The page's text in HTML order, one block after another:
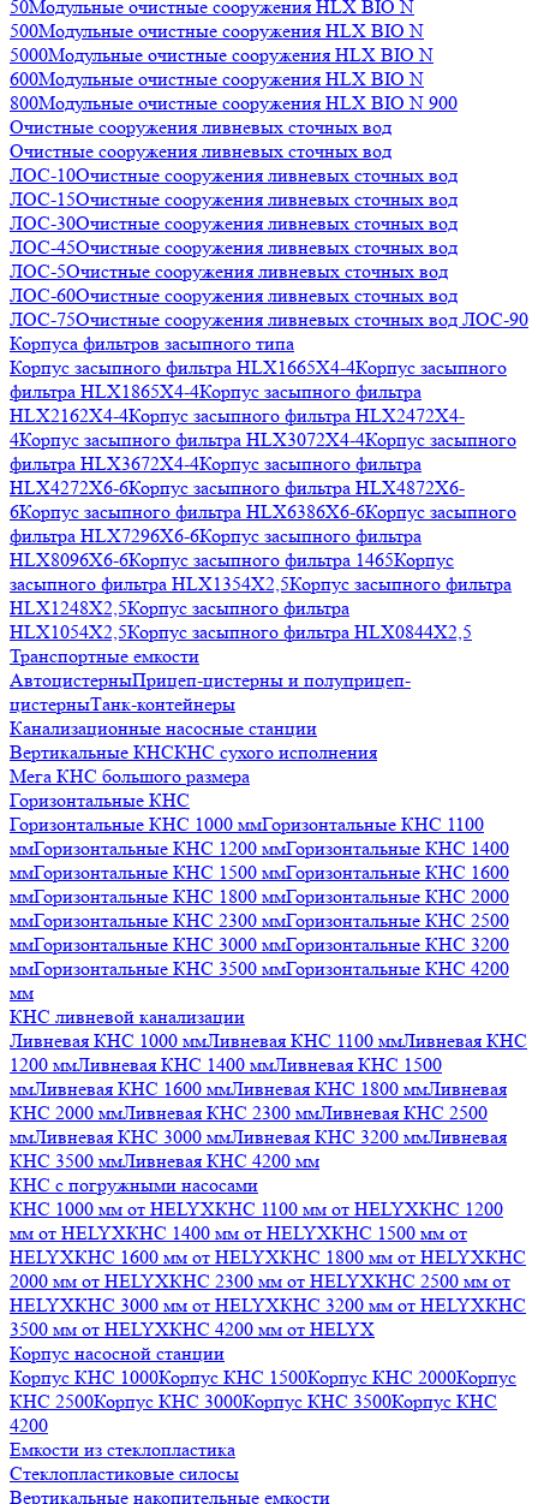
50Модульные очистные сооружения HLX BIO N
500Модульные очистные сооружения HLX BIO N
5000Модульные очистные сооружения HLX BIO N
600Модульные очистные сооружения HLX BIO N
800Модульные очистные сооружения HLX BIO N 900
Очистные сооружения ливневых сточных вод
Очистные сооружения ливневых сточных вод
ЛОС-10Очистные сооружения ливневых сточных вод
ЛОС-15Очистные сооружения ливневых сточных вод
ЛОС-30Очистные сооружения ливневых сточных вод
ЛОС-45Очистные сооружения ливневых сточных вод
ЛОС-5Очистные сооружения ливневых сточных вод
ЛОС-60Очистные сооружения ливневых сточных вод
ЛОС-75Очистные сооружения ливневых сточных вод ЛОС-90
Корпуса фильтров засыпного типа
Корпус засыпного фильтра HLX1665X4-4Корпус засыпного
фильтра HLX1865X4-4Корпус засыпного фильтра
HLX2162X4-4Корпус засыпного фильтра HLX2472X4-
4Корпус засыпного фильтра HLX3072X4-4Корпус засыпного
фильтра HLX3672X4-4Корпус засыпного фильтра
HLX4272X6-6Корпус засыпного фильтра HLX4872X6-
6Корпус засыпного фильтра HLX6386X6-6Корпус засыпного
фильтра HLX7296X6-6Корпус засыпного фильтра
HLX8096X6-6Корпус засыпного фильтра 1465Корпус
засыпного фильтра HLX1354X2,5Корпус засыпного фильтра
HLX1248X2,5Корпус засыпного фильтра
HLX1054X2,5Корпус засыпного фильтра HLX0844X2,5
Транспортные емкости
АвтоцистерныПрицеп-цистерны и полуприцеп-
цистерныТанк-контейнеры
Канализационные насосные станции
Вертикальные КНСКНС сухого исполнения
Мега КНС большого размера
Горизонтальные КНС
Горизонтальные КНС 1000 ммГоризонтальные КНС 1100
ммГоризонтальные КНС 1200 ммГоризонтальные КНС 1400
ммГоризонтальные КНС 1500 ммГоризонтальные КНС 1600
ммГоризонтальные КНС 1800 ммГоризонтальные КНС 2000
ммГоризонтальные КНС 2300 ммГоризонтальные КНС 2500
ммГоризонтальные КНС 3000 ммГоризонтальные КНС 3200
ммГоризонтальные КНС 3500 ммГоризонтальные КНС 4200
мм
КНС ливневой канализации
Ливневая КНС 1000 ммЛивневая КНС 1100 ммЛивневая КНС
1200 ммЛивневая КНС 1400 ммЛивневая КНС 1500
ммЛивневая КНС 1600 ммЛивневая КНС 1800 ммЛивневая
КНС 2000 ммЛивневая КНС 2300 ммЛивневая КНС 2500
ммЛивневая КНС 3000 ммЛивневая КНС 3200 ммЛивневая
КНС 3500 ммЛивневая КНС 4200 мм
КНС с погружными насосами
КНС 1000 мм от HELYXКНС 1100 мм от HELYXКНС 1200
мм от HELYXКНС 1400 мм от HELYXКНС 1500 мм от
HELYXКНС 1600 мм от HELYXКНС 1800 мм от HELYXКНС
2000 мм от HELYXКНС 2300 мм от HELYXКНС 2500 мм от
HELYXКНС 3000 мм от HELYXКНС 3200 мм от HELYXКНС
3500 мм от HELYXКНС 4200 мм от HELYX
Корпус насосной станции
Корпус КНС 1000Корпус КНС 1500Корпус КНС 2000Корпус
КНС 2500Корпус КНС 3000Корпус КНС 3500Корпус КНС
4200
Емкости из стеклопластика
Стеклопластиковые силосы
Вертикальные накопительные емкости